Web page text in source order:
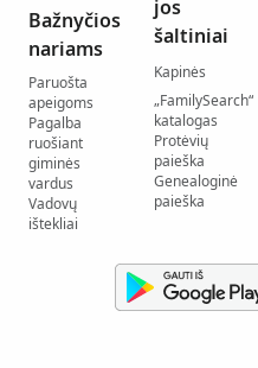
Bažnyčios
nariams
Paruošta
apeigoms
Pagalba
ruošiant
giminės
vardus
Vadovų
ištekliai
jos
šaltiniai
Kapinės
„FamilySearch“
katalogas
Protėvių
paieška
Genealoginė
paieška